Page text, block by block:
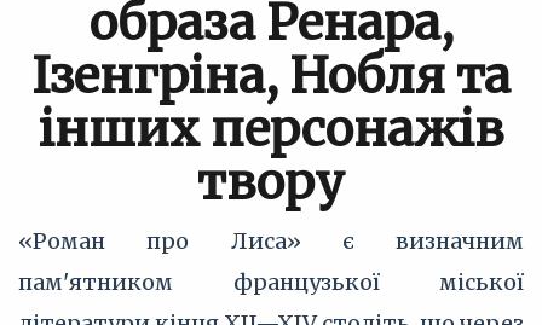
образа Ренара,
Ізенгріна, Нобля та
інших персонажів
твору
«Роман про Лиса» є визначним
пам'ятником французької міської